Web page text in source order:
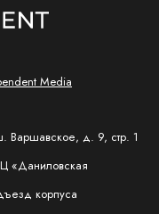
Media
Варшавское, д. 9, стр. 1
«Даниловская
корпуса